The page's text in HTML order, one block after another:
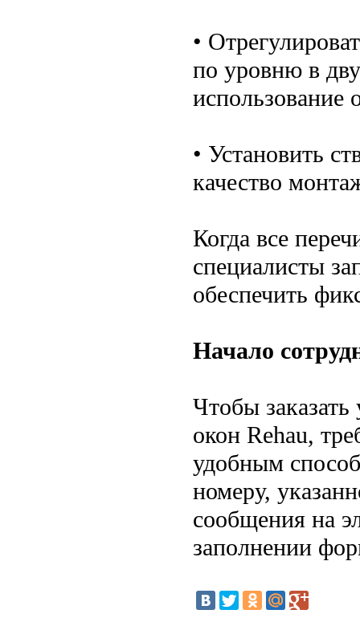
•
по уровню в
использование
• Установить
качество
Когда все
специалисты
обеспечить
Начало
Чтобы заказать
окон Rehau,
удобным
номеру,
сообщения на
заполнении